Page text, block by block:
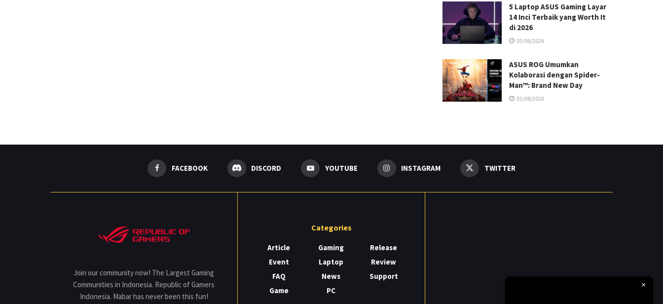
5 Laptop ASUS Gaming Layar
14 Inci Terbaik yang Worth It
di 2026
03/08/2026
ASUS ROG Umumkan
Kolaborasi dengan Spider-
Man™: Brand New Day
01/08/2026
FACEBOOK DISCORD YOUTUBE INSTAGRAM TWITTER
Join our community now! The Largest Gaming
Communities in Indonesia. Republic of Gamers
Indonesia. Mabar has never been this fun!
Categories
Article
Event
FAQ
Game
Gaming
Laptop
News
PC
Release
Review
Support
×